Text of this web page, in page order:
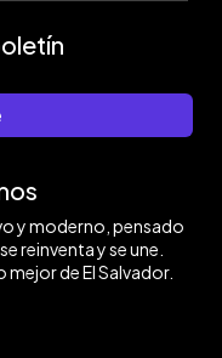
y moderno, pensado
reinventa y se une.
de El Salvador.